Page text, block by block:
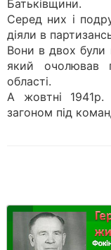
Батьківщини.
Серед них і
діяли в
Вони в двох були
який очолював
області.
А жовтні 1941р.
загоном під